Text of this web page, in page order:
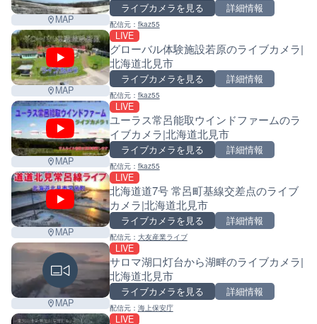
MAP
ライブカメラを見る 詳細情報
配信元： fkaz55
MAP
LIVE
グローバル体験施設若原のライブカメラ|
北海道北見市
ライブカメラを見る 詳細情報
配信元： fkaz55
MAP
LIVE
ユーラス常呂能取ウインドファームのラ
イブカメラ|北海道北見市
ライブカメラを見る 詳細情報
配信元： fkaz55
MAP
LIVE
北海道道7号 常呂町基線交差点のライブ
カメラ|北海道北見市
ライブカメラを見る 詳細情報
配信元： 大友産業ライブ
MAP
LIVE
サロマ湖口灯台から湖畔のライブカメラ|
北海道北見市
ライブカメラを見る 詳細情報
配信元： 海上保安庁
LIVE